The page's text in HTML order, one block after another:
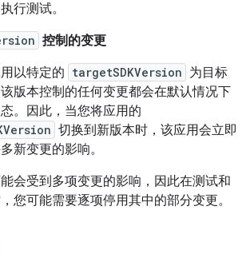
行测试。
控制的变更
以特定的 targetSDKVersion 为目标
版本控制的任何变更都会在默认情况下
。因此，当您将应用的
切换到新版本时，该应用会立即
新变更的影响。
会受到多项变更的影响，因此在测试和
您可能需要逐项停用其中的部分变更。